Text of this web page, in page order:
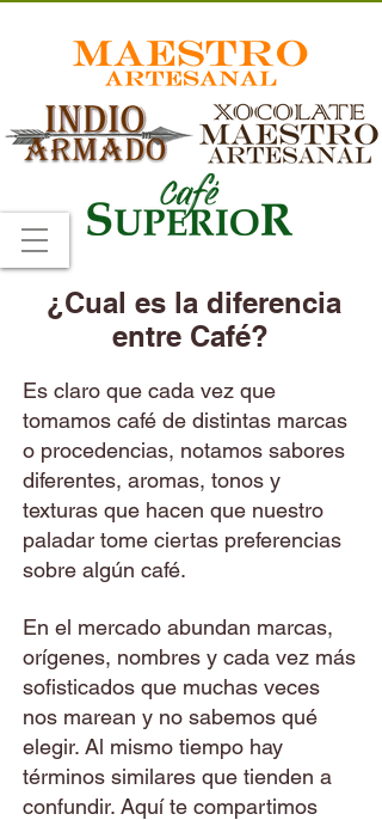
¿Cual es la diferencia
entre Café?
Es claro que cada vez que
tomamos café de distintas marcas
o procedencias, notamos sabores
diferentes, aromas, tonos y
texturas que hacen que nuestro
paladar tome ciertas preferencias
sobre algún café.
En el mercado abundan marcas,
orígenes, nombres y cada vez más
sofisticados que muchas veces
nos marean y no sabemos qué
elegir. Al mismo tiempo hay
términos similares que tienden a
confundir. Aquí te compartimos